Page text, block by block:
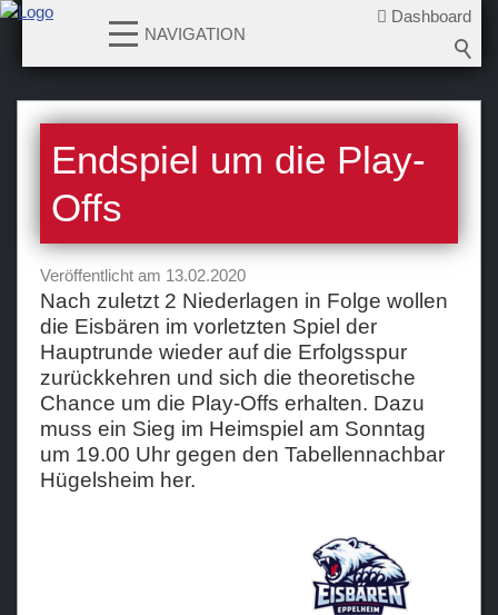
Dashboard
NAVIGATION
News
2026-2027
2025-2026
2024-2025
2022-2023
2021-2022
2020-2021
2018-2019
2017-2018
2016-2017
Endspiel um die Play-
Offs
Veröffentlicht am 13.02.2020
Nach zuletzt 2 Niederlagen in Folge wollen
die Eisbären im vorletzten Spiel der
Hauptrunde wieder auf die Erfolgsspur
zurückkehren und sich die theoretische
Chance um die Play-Offs erhalten. Dazu
muss ein Sieg im Heimspiel am Sonntag
um 19.00 Uhr gegen den Tabellennachbar
Hügelsheim her.